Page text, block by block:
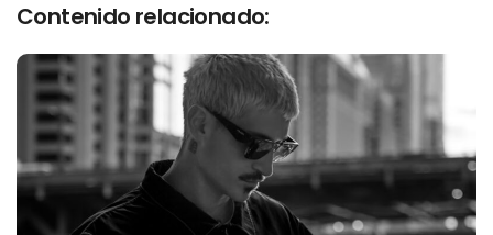
Contenido relacionado: